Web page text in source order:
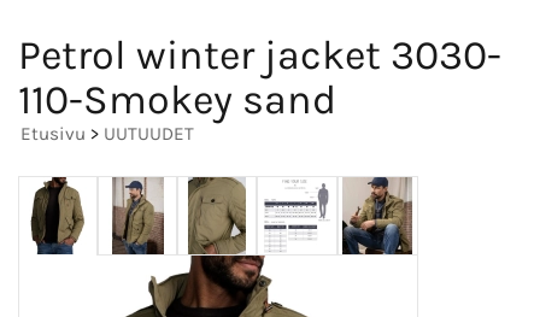
Petrol winter jacket 3030-
110-Smokey sand
Etusivu > UUTUUDET